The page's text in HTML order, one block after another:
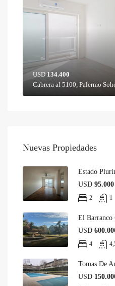
USD134.400
Cabrera al 5100, Palermo
Nuevas Propiedades
Estado
USD 95.000
2 1
El Barranco
USD
4
Tomas De
USD